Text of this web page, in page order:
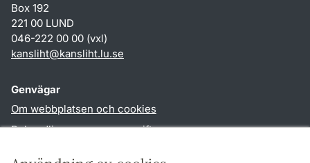
Box 192
221 00 LUND
046-222 00 00 (vxl)
kansliht@kansliht.lu.se
Genvägar
Om webbplatsen och cookies
Behandling av personuppgifter